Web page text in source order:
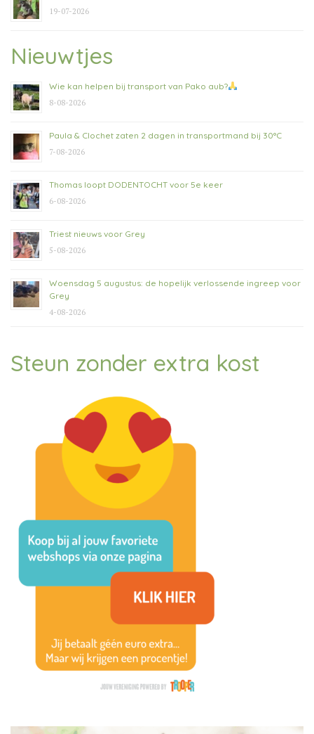
19-07-2026
Nieuwtjes
Wie kan helpen bij transport van Pako aub?
8-08-2026
Paula & Clochet zaten 2 dagen in transportmand bij 30°C
7-08-2026
Thomas loopt DODENTOCHT voor 5e keer
6-08-2026
Triest nieuws voor Grey
5-08-2026
Woensdag 5 augustus: de hopelijk verlossende ingreep voor
Grey
4-08-2026
Steun zonder extra kost